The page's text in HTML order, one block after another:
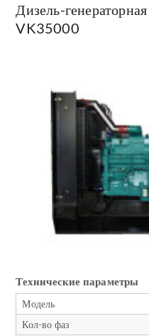
Дизель-
VK35000
Технические параметры
Модель
Кол-во фаз